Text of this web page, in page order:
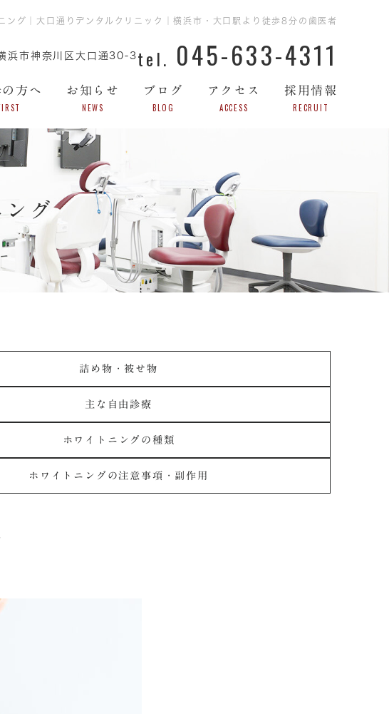
ング｜大口通りデンタルクリニック｜横浜市・大口駅より徒歩8分の歯医者
浜市神奈川区大口通30-3 045-633-4311
方へ お知らせ
NEWS
ブログ
BLOG
アクセス
ACCESS
採用情報
RECRUIT
ング
詰め物・被せ物
主な自由診療
ホワイトニングの種類
ホワイトニングの注意事項・副作用